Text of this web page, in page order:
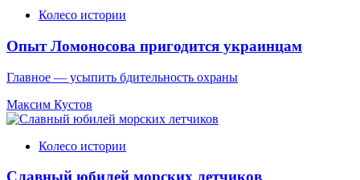
Колесо истории
Опыт Ломоносова пригодится украинцам
Главное — усыпить бдительность охраны
Максим Кустов
Колесо истории
Славный юбилей морских летчиков